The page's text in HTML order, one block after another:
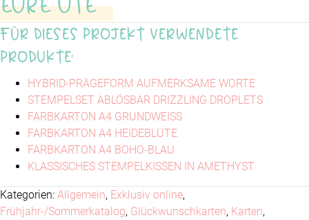
EURE UTE
Für dieses Projekt verwendete
Produkte:
HYBRID-PRÄGEFORM AUFMERKSAME WORTE
STEMPELSET ABLÖSBAR DRIZZLING DROPLETS
FARBKARTON A4 GRUNDWEISS
FARBKARTON A4 HEIDEBLÜTE
FARBKARTON A4 BOHO-BLAU
KLASSISCHES STEMPELKISSEN IN AMETHYST
Kategorien: Allgemein, Exklusiv online,
Frühjahr-/Sommerkatalog, Glückwunschkarten, Karten,